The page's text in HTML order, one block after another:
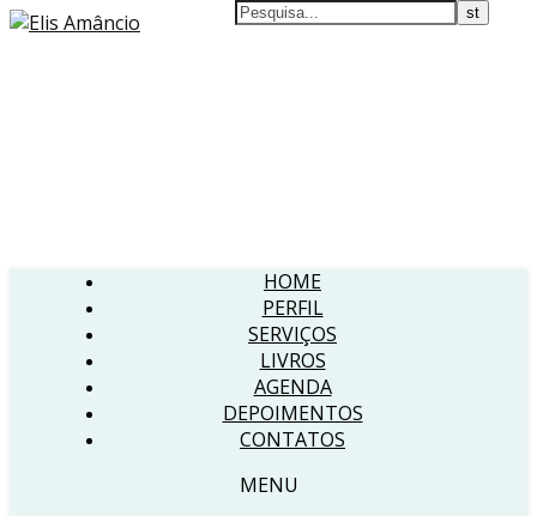
HOME
PERFIL
SERVIÇOS
LIVROS
AGENDA
DEPOIMENTOS
CONTATOS
MENU